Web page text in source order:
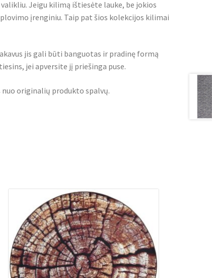
Jeigu kilimą ištiesėte lauke, be jokios
įrenginiu. Taip pat šios kolekcijos kilimai
jis gali būti banguotas ir pradinę formą
jei apversite jį priešinga puse.
originalių produkto spalvų.